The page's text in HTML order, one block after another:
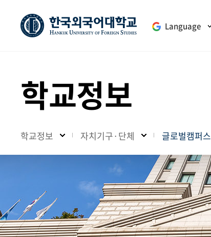
Language
학교정보
학교정보 자치기구·단체 글로벌캠퍼스